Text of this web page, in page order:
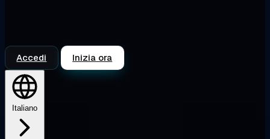
Accedi Inizia ora
Italiano